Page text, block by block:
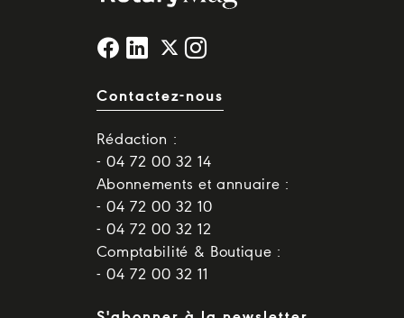
Contactez-nous
Rédaction :
- 04 72 00 32 14
Abonnements et annuaire :
- 04 72 00 32 10
- 04 72 00 32 12
Comptabilité & Boutique :
- 04 72 00 32 11